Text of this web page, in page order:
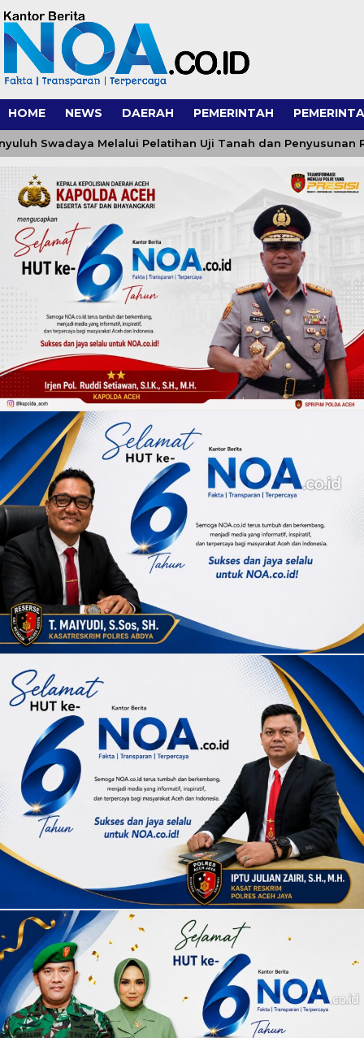
HOME NEWS DAERAH PEMERINTAH
Melalui Pelatihan Uji Tanah dan Penyusunan